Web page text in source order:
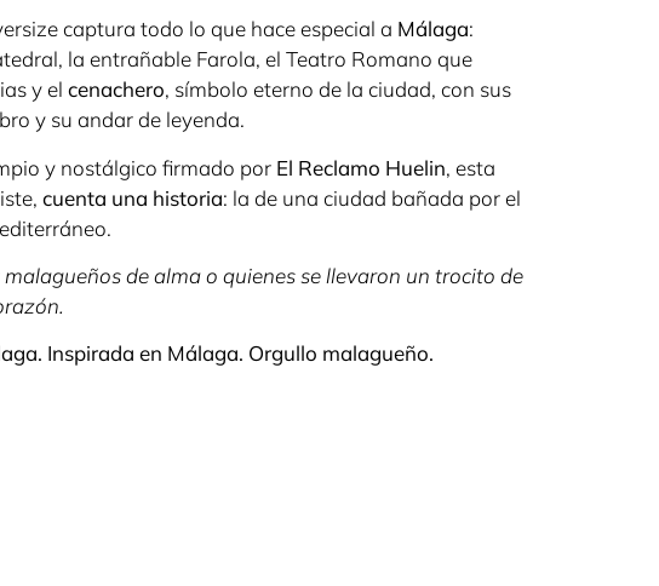
captura todo lo que hace especial a Málaga:
la entrañable Farola, el Teatro Romano que
y el cenachero, símbolo eterno de la ciudad, con sus
y su andar de leyenda.
y nostálgico firmado por El Reclamo Huelin, esta
cuenta una historia: la de una ciudad bañada por el
de alma o quienes se llevaron un trocito de
Inspirada en Málaga. Orgullo malagueño.